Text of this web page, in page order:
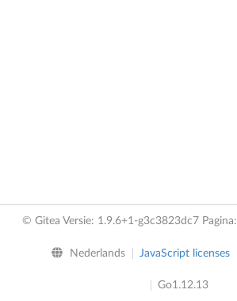
© Gitea Versie: 1.9.6+1-g3c3823dc7 Pagina:
Nederlands JavaScript licenses
Go1.12.13